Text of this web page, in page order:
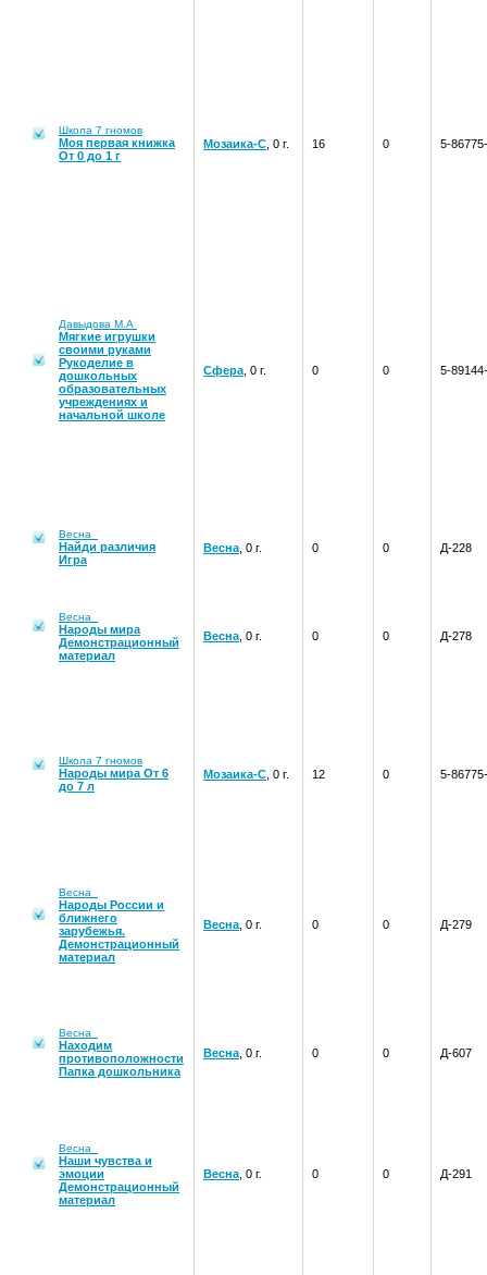
Школа 7 гномов
Моя первая книжка
От 0 до 1 г
Мозаика-С , 0 г. 16 0 5-
Давыдова М.А
Мягкие игрушки
своими руками
Рукоделие в
дошкольных
образовательных
учреждениях и
начальной школе
Сфера , 0 г. 0 0 5-
Весна
Найди различия
Игра
Весна , 0 г. 0 0 Д-228
Весна
Народы мира
Демонстрационный
материал
Весна , 0 г. 0 0 Д-278
Школа 7 гномов
Народы мира От 6
до 7 л
Мозаика-С , 0 г. 12 0 5-
Весна
Народы России и
ближнего
зарубежья.
Демонстрационный
материал
Весна , 0 г. 0 0 Д-279
Весна
Находим
противоположности
Папка дошкольника
Весна , 0 г. 0 0 Д-607
Весна
Наши чувства и
эмоции
Демонстрационный
материал
Весна , 0 г. 0 0 Д-291